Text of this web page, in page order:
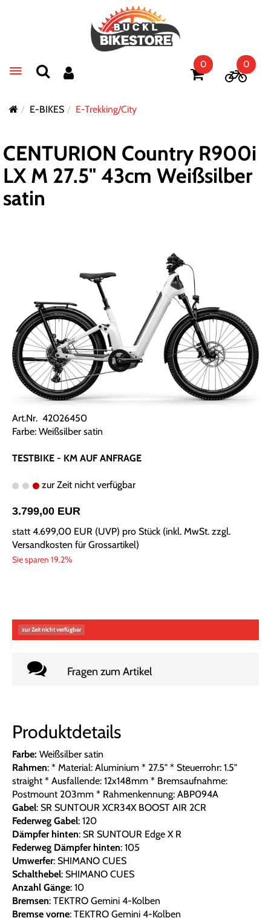
Toggle navigation
0 0
E-BIKES E-Trekking/City
CENTURION Country R900i
LX M 27.5" 43cm Weißsilber
satin
Art.Nr. 42026450
Farbe: Weißsilber satin
TESTBIKE - KM AUF ANFRAGE
zur Zeit nicht verfügbar
3.799,00 EUR
statt4.699,00 EUR (UVP) pro Stück (inkl. MwSt. zzgl.
Versandkosten für Grossartikel)
Sie sparen 19.2%
zur Zeit nicht verfügbar
Fragen zum Artikel
Produktdetails
Farbe: Weißsilber satin
Rahmen: * Material: Aluminium * 27.5" * Steuerrohr: 1.5"
straight * Ausfallende: 12x148mm * Bremsaufnahme:
Postmount 203mm * Rahmenkennung: ABP094A
Gabel: SR SUNTOUR XCR34X BOOST AIR 2CR
Federweg Gabel: 120
Dämpfer hinten: SR SUNTOUR Edge X R
Federweg Dämpfer hinten: 105
Umwerfer: SHIMANO CUES
Schalthebel: SHIMANO CUES
Anzahl Gänge: 10
Bremsen: TEKTRO Gemini 4-Kolben
Bremse vorne: TEKTRO Gemini 4-Kolben